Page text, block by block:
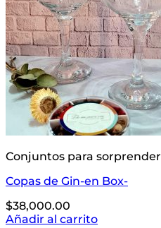
Conjuntos para sorprender
Copas de Gin-en Box-
$38,000.00
Añadir al carrito